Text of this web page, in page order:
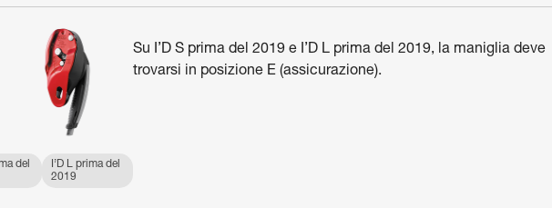
del
I’D L prima del
2019
Su I’D S prima del 2019 e I’D L prima del 2019, la maniglia deve
trovarsi in posizione E (assicurazione).